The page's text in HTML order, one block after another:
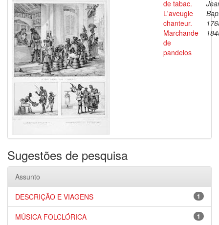
de tabac.
L'aveugle
chanteur.
Marchande
de
pandelos
Sugestões de pesquisa
Assunto
1
DESCRIÇÃO E VIAGENS
1
MÚSICA FOLCLÓRICA